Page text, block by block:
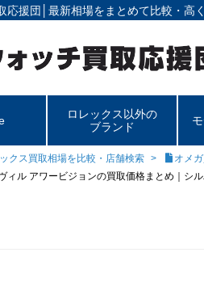
応援団│ 最新相場をまとめて比較・高
ロレックス以外の
ブランド
クス買取相場を比較・店舗検索 オメ
ィル アワービジョンの買取価格まとめ｜シ